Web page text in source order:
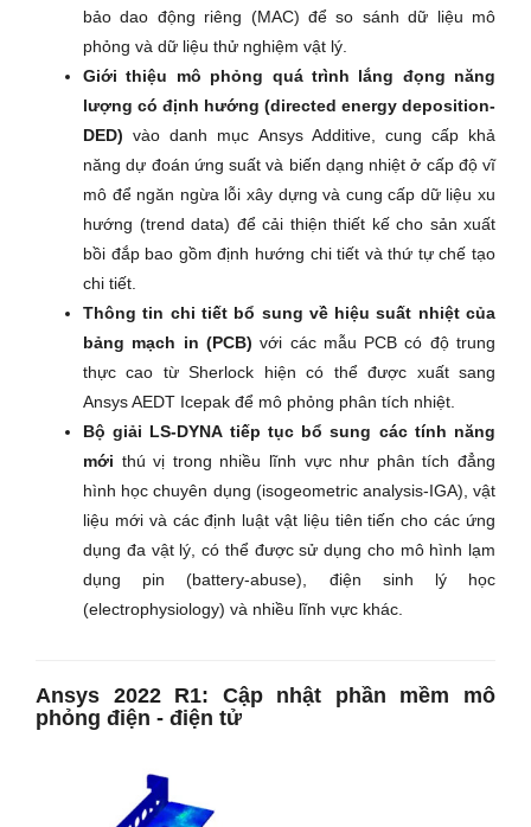
bảo dao động riêng (MAC) để so sánh dữ liệu mô
phỏng và dữ liệu thử nghiệm vật lý.
Giới thiệu mô phỏng quá trình lắng đọng năng
lượng có định hướng (directed energy deposition-
DED)vào danh mục Ansys Additive, cung cấp khả
năng dự đoán ứng suất và biến dạng nhiệt ở cấp độ vĩ
mô để ngăn ngừa lỗi xây dựng và cung cấp dữ liệu xu
hướng (trend data) để cải thiện thiết kế cho sản xuất
bồi đắp bao gồm định hướng chi tiết và thứ tự chế tạo
chi tiết.
Thông tin chi tiết bổ sung về hiệu suất nhiệt của
bảng mạch in (PCB)với các mẫu PCB có độ trung
thực cao từ Sherlock hiện có thể được xuất sang
Ansys AEDT Icepak để mô phỏng phân tích nhiệt.
Bộ giải LS-DYNA tiếp tục bổ sung các tính năng
mới thú vị trong nhiều lĩnh vực như phân tích đẳng
hình học chuyên dụng (isogeometric analysis-IGA), vật
liệu mới và các định luật vật liệu tiên tiến cho các ứng
dụng đa vật lý, có thể được sử dụng cho mô hình lạm
dụng pin (battery-abuse), điện sinh lý học
(electrophysiology) và nhiều lĩnh vực khác.
Ansys 2022 R1: Cập nhật phần mềm mô
phỏng điện - điện tử